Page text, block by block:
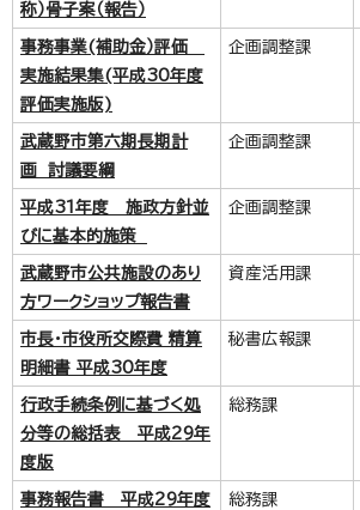
称）骨子案（報告）
事務事業(補助金）評価
実施結果集(平成30年度
評価実施版)
企画調整課
武蔵野市第六期長期計
画 討議要綱
企画調整課
平成31年度 施政方針並
びに基本的施策
企画調整課
武蔵野市公共施設のあり
方ワークショップ報告書
資産活用課
市長・市役所交際費 精算
明細書 平成30年度
秘書広報課
行政手続条例に基づく処
分等の総括表 平成29年
度版
総務課
事務報告書 平成29年度 総務課